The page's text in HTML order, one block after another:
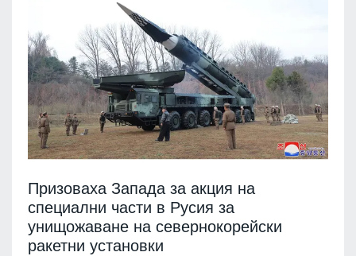
Призоваха Запада за акция на
специални части в Русия за
унищожаване на севернокорейски
ракетни установки